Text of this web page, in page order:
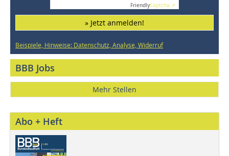
FriendlyCaptcha ⇗
» Jetzt anmelden!
Beispiele, Hinweise: Datenschutz, Analyse, Widerruf
BBB Jobs
Mehr Stellen
Abo + Heft